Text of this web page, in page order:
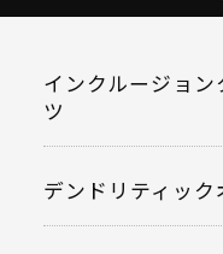
インクルージョ
ツ
デンドリティック